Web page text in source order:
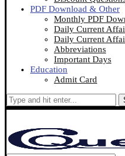
PDF Download & Other
Monthly PDF
Daily Current
Daily Current
Abbreviations
Important Days
Education
Admit Card